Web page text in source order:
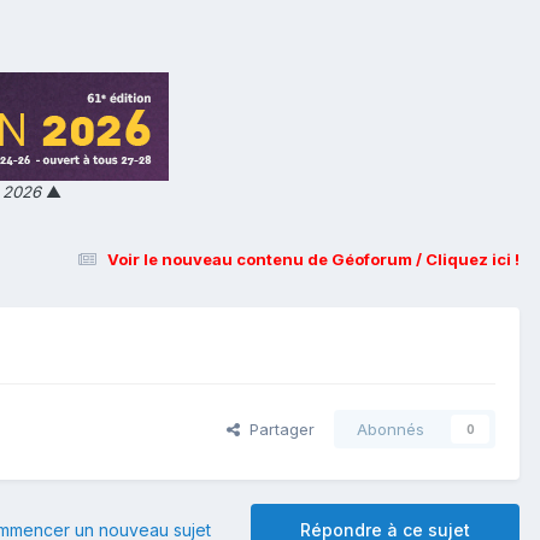
▲
Voir le nouveau contenu de Géoforum / Cliquez ici !
Partager Abonnés 0
Répondre à ce sujet
un nouveau sujet